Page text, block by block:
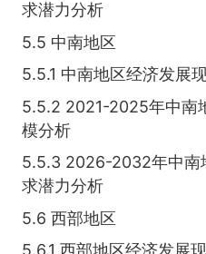
求潜力分析
5.5 中南地区
5.5.1 中南地区经济发展
5.5.2 2021-2025年中南
模分析
5.5.3 2026-2032年中南
求潜力分析
5.6 西部地区
5.6.1 西部地区经济发展